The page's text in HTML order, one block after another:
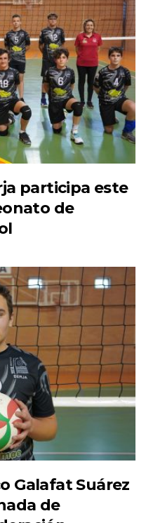
participa este
de
Galafat Suárez
de